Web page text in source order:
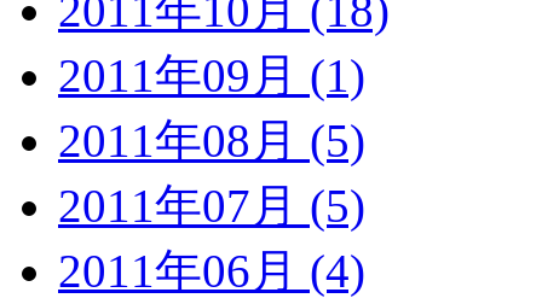
2011年09月 (1)
2011年08月 (5)
2011年07月 (5)
2011年06月 (4)